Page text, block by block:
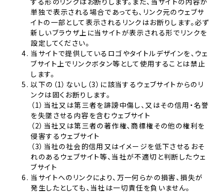
単独で表示される場合であっても、リンク元のウェブサ
イトの一部として表示されるリンクはお断りします。必ず
新しいブラウザ上に当サイトが表示される形でリンクを
設定してください。
当サイトで提供しているロゴやタイトルデザインを、ウェ
ブサイト上でリンクボタン等として使用することは禁止
します。
以下の（1）ないし（3）に該当するウェブサイトからのリ
ンクは固くお断りします。
（1）当社又は第三者を誹謗中傷し、又はその信用・名誉
を失墜させる内容を含むウェブサイト
（2）当社又は第三者の著作権、商標権その他の権利を
侵害するウェブサイト
（3）当社の社会的信用又はイメージを低下させるおそ
れのあるウェブサイト等、当社が不適切と判断したウェ
ブサイト
当サイトへのリンクにより、万一何らかの損害、損失が
発生したとしても、当社は一切責任を負いません。